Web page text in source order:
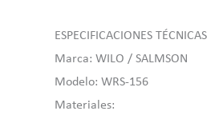
ESPECIFICACIONES TÉCNICAS
Marca: WILO / SALMSON
Modelo: WRS-156
Materiales: